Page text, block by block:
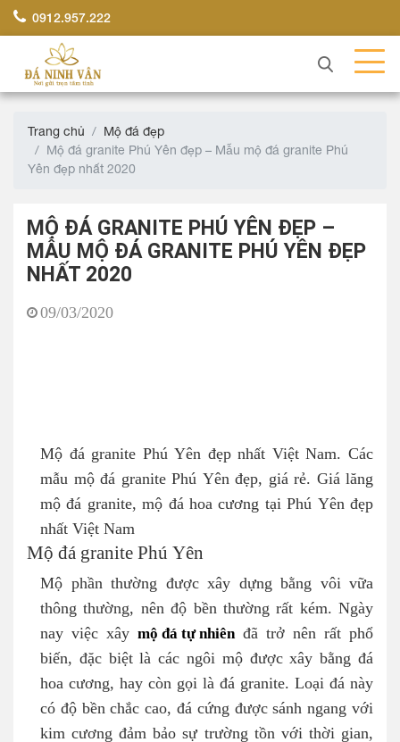
0912.957.222
Trang chủ
Mộ đá đẹp
Mộ đá granite Phú Yên đẹp – Mẫu mộ đá granite Phú
Yên đẹp nhất 2020
MỘ ĐÁ GRANITE PHÚ YÊN ĐẸP –
MẪU MỘ ĐÁ GRANITE PHÚ YÊN ĐẸP
NHẤT 2020
09/03/2020
Mộ đá granite Phú Yên đẹp nhất Việt Nam. Các
mẫu mộ đá granite Phú Yên đẹp, giá rẻ. Giá lăng
mộ đá granite, mộ đá hoa cương tại Phú Yên đẹp
nhất Việt Nam
Mộ đá granite Phú Yên
Mộ phần thường được xây dựng bằng vôi vữa
thông thường, nên độ bền thường rất kém. Ngày
nay việc xây mộ đá tự nhiên đã trở nên rất phổ
biến, đặc biệt là các ngôi mộ được xây bằng đá
hoa cương, hay còn gọi là đá granite. Loại đá này
có độ bền chắc cao, đá cứng được sánh ngang với
kim cương đảm bảo sự trường tồn với thời gian,